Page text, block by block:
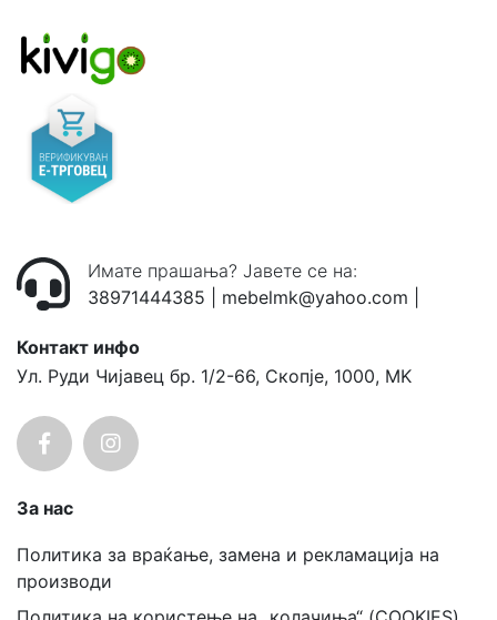
Имате прашања? Јавете се на:
38971444385
mebelmk@yahoo.com
Контакт инфо
Ул. Руди Чијавец бр. 1/2-66, Скопје, 1000, MK
За нас
Политика за враќање, замена и рекламација на
производи